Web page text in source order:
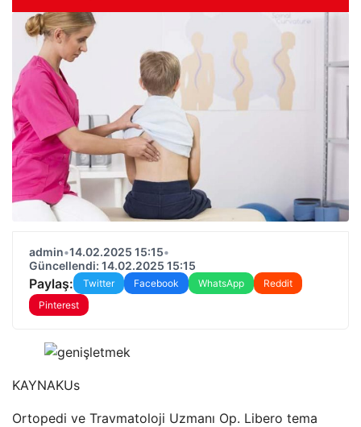
admin•14.02.2025 15:15•
Güncellendi: 14.02.2025 15:15
Paylaş: Twitter Facebook WhatsApp
Reddit
Pinterest
KAYNAKUs
Ortopedi ve Travmatoloji Uzmanı Op. Libero tema